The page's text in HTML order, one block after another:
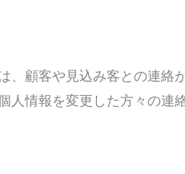
、顧客や見込み客との連
情報を変更した方々の連